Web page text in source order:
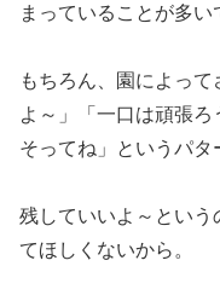
まっていることが多い
もちろん、園によっ
よ～」「一口は頑張
そってね」というパタ
残していいよ～という
てほしくないから。